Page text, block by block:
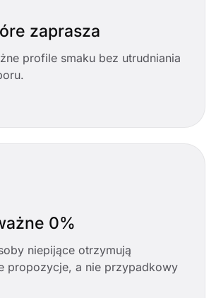
zaprasza
profile smaku bez utrudniania
0%
niepijące otrzymują
propozycje, a nie przypadkowy